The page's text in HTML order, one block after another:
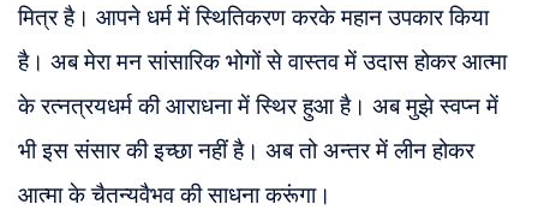
मित्र है। आपने धर्म में स्थितिकरण करके महान उपकार किया
है। अब मेरा मन सांसारिक भोगों से वास्तव में उदास होकर आत्मा
के रत्नत्रयधर्म की आराधना में स्थिर हुआ है। अब मुझे स्वप्न में
भी इस संसार की इच्छा नहीं है। अब तो अन्तर में लीन होकर
आत्मा के चैतन्यवैभव की साधना करूंगा।